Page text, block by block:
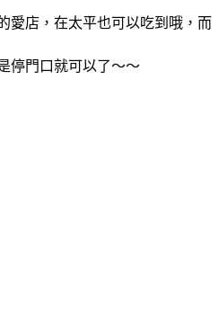
愛店，在太平也可以吃到哦，而
停門口就可以了～～